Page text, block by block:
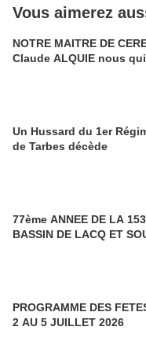
Vous aimerez
NOTRE MAITRE DE
Claude ALQUIE nous
Un Hussard du 1er
de Tarbes décède
77ème ANNEE DE LA
BASSIN DE LACQ ET
PROGRAMME DES
2 AU 5 JUILLET 2026